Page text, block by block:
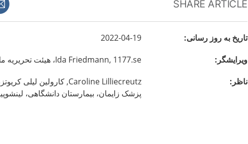
SHARE ARTICLE
تاريخ به روز رسانى:
2022-04-19
ويرايشگر :
Ida Friedmann, 1177.se، هیئت تحریریه ملی
ناظر :
Caroline Lilliecreutz,
کارولین لیلی
پزشک زایمان، بیمارستان دانشگاهی،